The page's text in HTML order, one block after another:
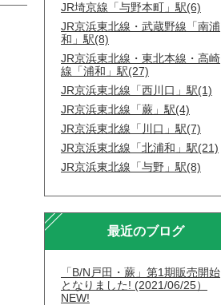
JR埼京線「与野本町」駅(6)
JR京浜東北線・武蔵野線「南浦
和」駅(8)
JR京浜東北線・東北本線・高崎
線「浦和」駅(27)
JR京浜東北線「西川口」駅(1)
JR京浜東北線「蕨」駅(4)
JR京浜東北線「川口」駅(7)
JR京浜東北線「北浦和」駅(21)
JR京浜東北線「与野」駅(8)
最近のブログ
「B/N戸田・蕨」第1期販売開始
となりました! (2021/06/25）
NEW!